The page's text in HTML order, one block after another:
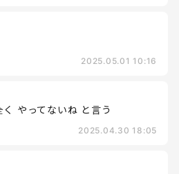
2025.05.01 10:16
やってないね と言う
2025.04.30 18:05